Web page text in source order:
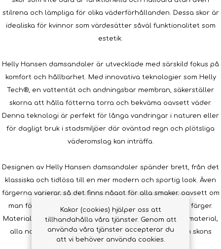
stilrena och lämpliga för olika väderförhållanden. Dessa skor är
idealiska för kvinnor som värdesätter såväl funktionalitet som
estetik.
Helly Hansen damsandaler är utvecklade med särskild fokus på
komfort och hållbarhet. Med innovativa teknologier som Helly
Tech®, en vattentät och andningsbar membran, säkerställer
skorna att hålla fötterna torra och bekväma oavsett väder.
Denna teknologi är perfekt för långa vandringar i naturen eller
för dagligt bruk i stadsmiljöer där oväntad regn och plötsliga
väderomslag kan inträffa.
Designen av Helly Hansen damsandaler spänder brett, från det
klassiska och tidlösa till en mer modern och sportig look. Även
färgerna varierar, så det finns något för alla smaker, oavsett om
man föredrar neutrala toner eller mer iögonfallande färger.
Materialen är av hög kvalitet, från läder till syntetiska material,
alla noga utvalda för att optimera såväl komfort som skons
Kakor (cookies) hjälper oss att
tillhandahålla våra tjänster. Genom att
använda våra tjänster accepterar du
att vi behöver använda cookies.